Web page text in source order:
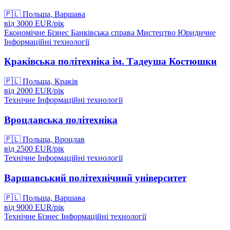
🇵🇱 Польща, Варшава
від 3000 EUR/рік
Економічне Бізнес Банківська справа Мистецтво Юридичне
Інформаційні технології
Краківська політехніка ім. Тадеуша Костюшки
🇵🇱 Польща, Краків
від 2000 EUR/рік
Технічне Інформаційні технології
Вроцлавська політехніка
🇵🇱 Польща, Вроцлав
від 2500 EUR/рік
Технічне Інформаційні технології
Варшавський політехнічний університет
🇵🇱 Польща, Варшава
від 9000 EUR/рік
Технічне Бізнес Інформаційні технології